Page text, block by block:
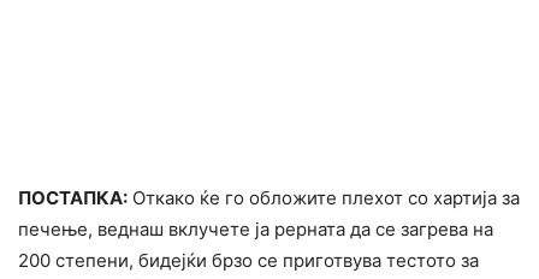
ПОСТАПКА: Откако ќе го обложите плехот со хартија за
печење, веднаш вклучете ја рерната да се загрева на
200 степени, бидејќи брзо се приготвува тестото за